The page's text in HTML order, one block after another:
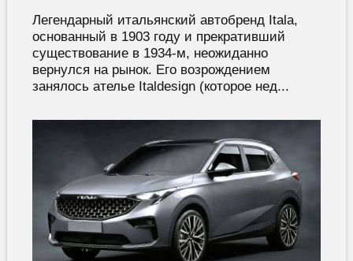
Легендарный итальянский автобренд Itala,
основанный в 1903 году и прекративший
существование в 1934-м, неожиданно
вернулся на рынок. Его возрождением
занялось ателье Italdesign (которое нед...